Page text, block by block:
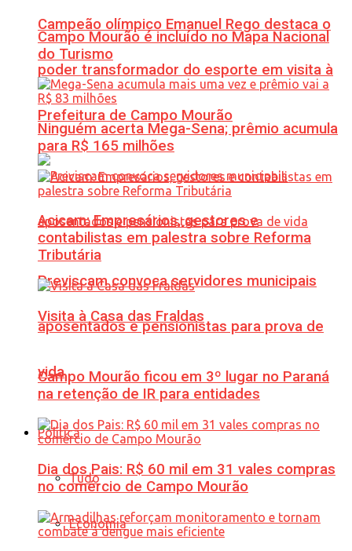
Campeão olímpico Emanuel Rego destaca o
poder transformador do esporte em visita à
Prefeitura de Campo Mourão
Previscam convoca servidores municipais
aposentados e pensionistas para prova de
vida
Política
Tudo
Economia
Campo Mourão é incluído no Mapa Nacional
do Turismo
Ninguém acerta Mega-Sena; prêmio acumula
para R$ 165 milhões
Acicam: Empresários, gestores e
contabilistas em palestra sobre Reforma
Tributária
Visita à Casa das Fraldas
Campo Mourão ficou em 3º lugar no Paraná
na retenção de IR para entidades
Dia dos Pais: R$ 60 mil em 31 vales compras
no comércio de Campo Mourão